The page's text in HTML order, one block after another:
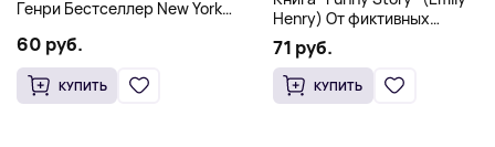
Генри Бестселлер New York
60 руб.
КУПИТЬ
Henry) От фиктивных
свиданий к реальной любви
71 руб.
КУПИТЬ